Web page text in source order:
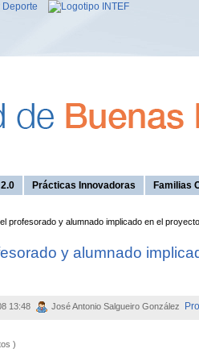
Prácticas Innovadoras Familias
profesorado y alumnado implicado en el
y alumnado
13:48 José Antonio Salgueiro González
)